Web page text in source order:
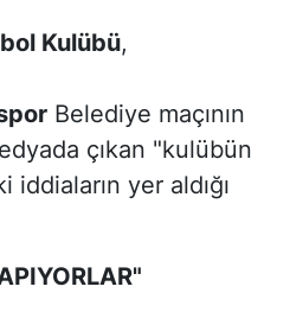
Kulübü,
Belediye maçının
çıkan "kulübün
iddiaların yer aldığı